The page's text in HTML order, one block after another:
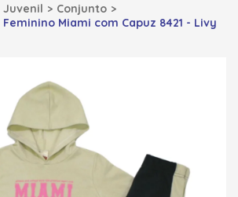
Juvenil
Conjunto
Miami com Capuz 8421 - Livy